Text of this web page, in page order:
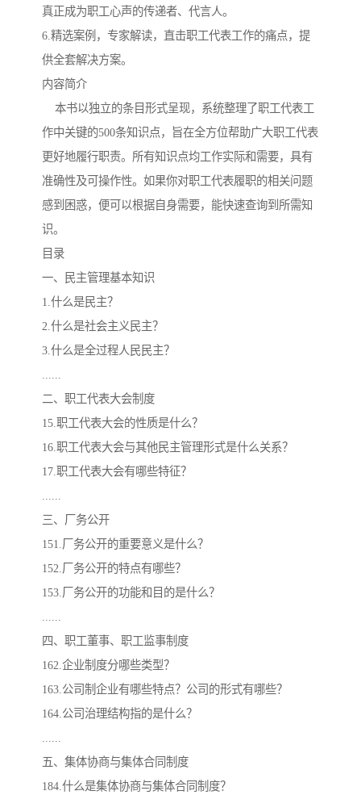
真正成为职工心声的传递者、代言人。
6.精选案例，专家解读，直击职工代表工作的痛点，提
供全套解决方案。
内容简介
本书以独立的条目形式呈现，系统整理了职工代表工
作中关键的500条知识点，旨在全方位帮助广大职工代表
更好地履行职责。所有知识点均工作实际和需要，具有
准确性及可操作性。如果你对职工代表履职的相关问题
感到困惑，便可以根据自身需要，能快速查询到所需知
识。
目录
一、民主管理基本知识
1.什么是民主？
2.什么是社会主义民主？
3.什么是全过程人民民主？
......
二、职工代表大会制度
15.职工代表大会的性质是什么？
16.职工代表大会与其他民主管理形式是什么关系？
17.职工代表大会有哪些特征？
......
三、厂务公开
151.厂务公开的重要意义是什么？
152.厂务公开的特点有哪些？
153.厂务公开的功能和目的是什么？
......
四、职工董事、职工监事制度
162.企业制度分哪些类型？
163.公司制企业有哪些特点？公司的形式有哪些？
164.公司治理结构指的是什么？
......
五、集体协商与集体合同制度
184.什么是集体协商与集体合同制度？
江苏省建设工程计价定额 深圳市建设工程消耗量定
四川省清单定额
云南省建设工程预算定额 2020民法典
陕西省水利工程概预算定 宁夏建设工程计价定额
冶金工业建设工程概算定 河北省建设工程消耗量定
天津建设工程预算定额
广东省水利水电概预算定
四川省清单计价定额